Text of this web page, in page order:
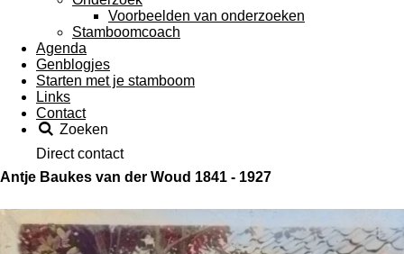
Voorbeelden van onderzoeken
Stamboomcoach
Agenda
Genblogjes
Starten met je stamboom
Links
Contact
Zoeken
Direct contact
Antje Baukes van der Woud 1841 - 1927